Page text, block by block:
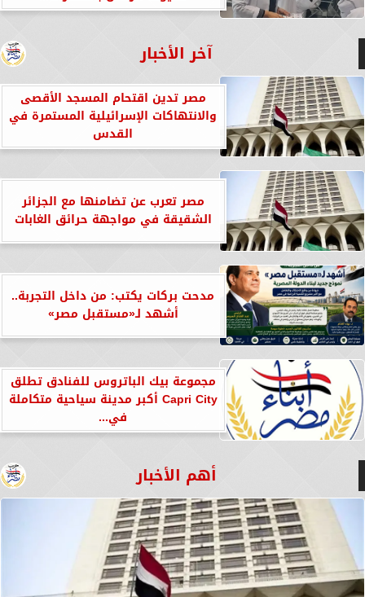
آخر الأخبار
مصر تدين اقتحام المسجد الأقصى
والانتهاكات الإسرائيلية المستمرة في
القدس
مصر تعرب عن تضامنها مع الجزائر
الشقيقة في مواجهة حرائق الغابات
مدحت بركات يكتب: من داخل التجربة..
أشهد لـ«مستقبل مصر»
مجموعة بيك الباتروس للفنادق تطلق
Capri City أكبر مدينة سياحية متكاملة
في...
أهم الأخبار